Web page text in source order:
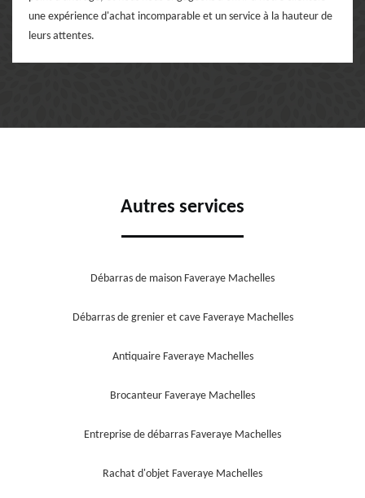
une expérience d'achat incomparable et un service à la hauteur de
leurs attentes.
Autres services
Débarras de maison Faveraye Machelles
Débarras de grenier et cave Faveraye Machelles
Antiquaire Faveraye Machelles
Brocanteur Faveraye Machelles
Entreprise de débarras Faveraye Machelles
Rachat d'objet Faveraye Machelles